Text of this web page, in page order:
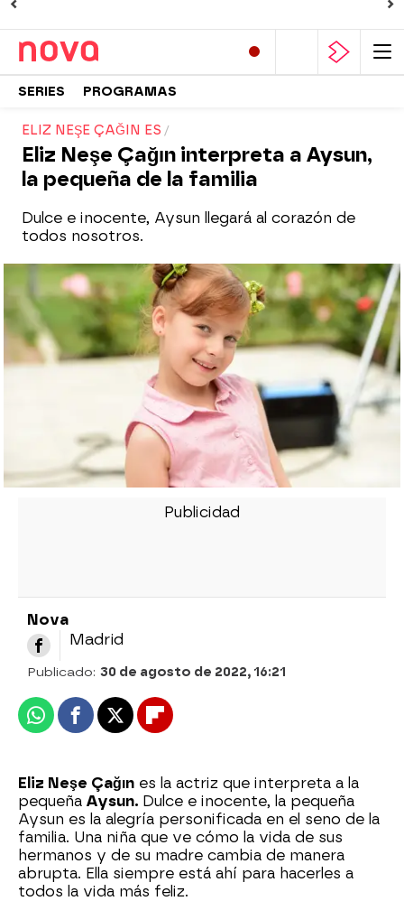
SERIES PROGRAMAS
ELIZ NEŞE ÇAĞIN ES
Eliz Neşe Çağın interpreta a Aysun,
la pequeña de la familia
Dulce e inocente, Aysun llegará al corazón de
todos nosotros.
Nova
Madrid
Publicado: 30 de agosto de 2022, 16:21
WhatsappFacebook
X Flipboard
Eliz Neşe Çağın es la actriz que interpreta a la
pequeña Aysun. Dulce e inocente, la pequeña
Aysun es la alegría personificada en el seno de la
familia. Una niña que ve cómo la vida de sus
hermanos y de su madre cambia de manera
abrupta. Ella siempre está ahí para hacerles a
todos la vida más feliz.